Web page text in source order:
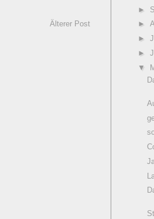
Älterer Post
►
►
►
►
▼